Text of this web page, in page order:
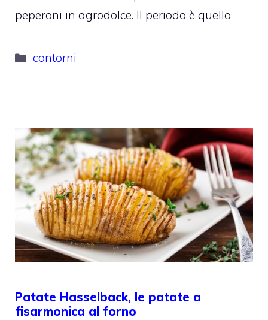
peperoni in agrodolce. Il periodo è quello
Categorie
contorni
Patate Hasselback, le patate a
fisarmonica al forno